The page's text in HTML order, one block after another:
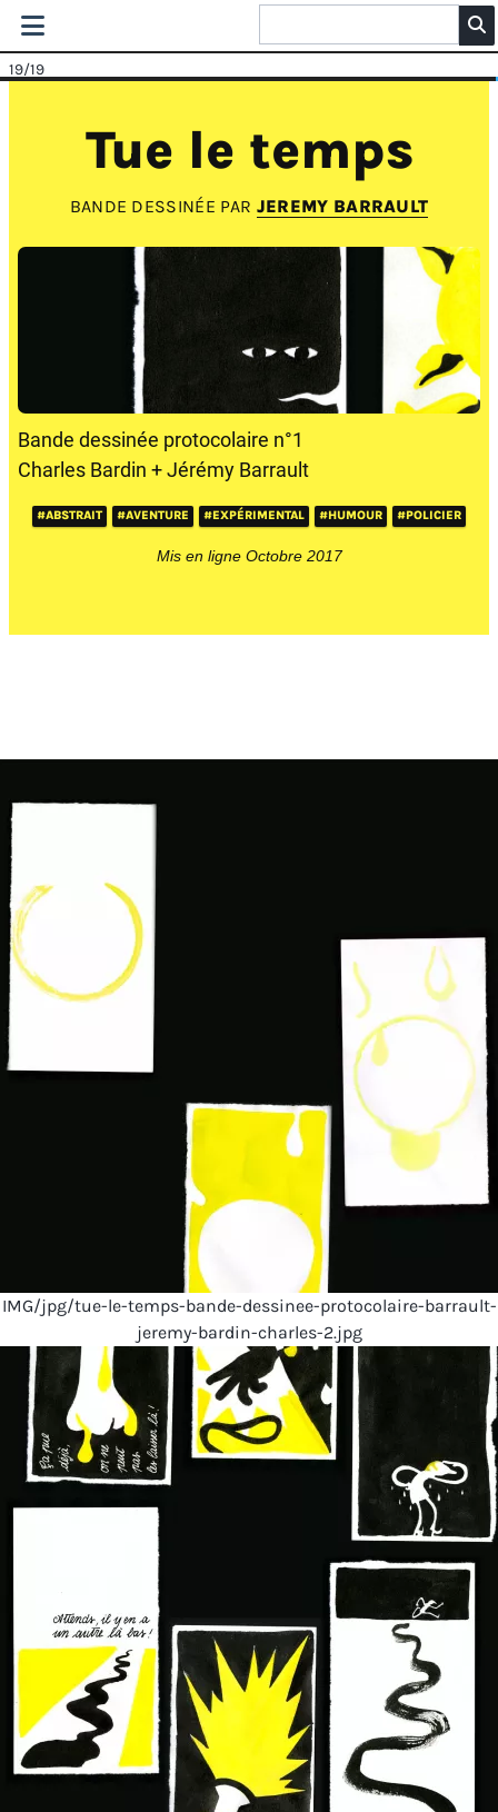
19/19
Tue le temps
BANDE DESSINÉE PAR JEREMY BARRAULT
Bande dessinée protocolaire n°1
Charles Bardin + Jérémy Barrault
#ABSTRAIT #AVENTURE #EXPÉRIMENTAL #HUMOUR #POLICIER
Mis en ligne Octobre 2017
IMG/jpg/tue-le-temps-bande-dessinee-protocolaire-barrault-
jeremy-bardin-charles-2.jpg